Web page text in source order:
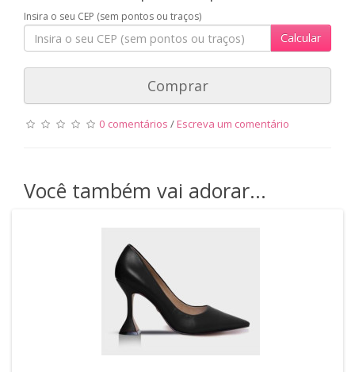
Insira o seu CEP (sem pontos ou traços)
Calcular
Comprar
0 comentários / Escreva um comentário
Você também vai adorar...